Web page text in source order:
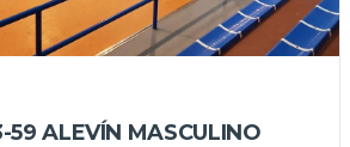
59 ALEVÍN MASCULINO